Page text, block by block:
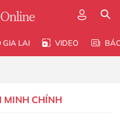
GIA LAI VIDEO
MINH CHÍNH